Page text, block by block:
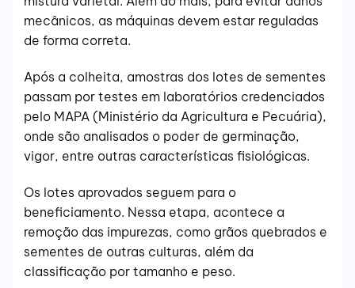
mecânicos, as máquinas devem estar reguladas
de forma correta.
Após a colheita, amostras dos lotes de sementes
passam por testes em laboratórios credenciados
pelo MAPA (Ministério da Agricultura e Pecuária),
onde são analisados o poder de germinação,
vigor, entre outras características fisiológicas.
Os lotes aprovados seguem para o
beneficiamento. Nessa etapa, acontece a
remoção das impurezas, como grãos quebrados e
sementes de outras culturas, além da
classificação por tamanho e peso.